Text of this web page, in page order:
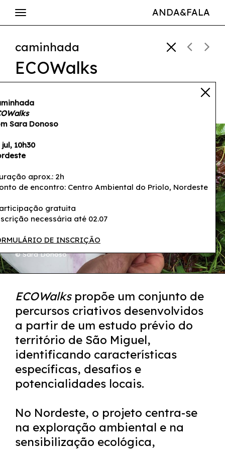
ANDA&FALA
caminhada
ECOWalks
04 jul — 10h30
© Sara Donoso
ECOWalkspropõe um conjunto de
percursos criativos desenvolvidos
a partir de um estudo prévio do
território de São Miguel,
identificando características
específicas, desafios e
potencialidades locais.
No Nordeste, o projeto centra-se
na exploração ambiental e na
sensibilização ecológica,
Sara Donoso
jul, 10h30
aprox.: 2h
de encontro: Centro Ambiental do Priolo, Nordeste
gratuita
necessária até 02.07
DE INSCRIÇÃO